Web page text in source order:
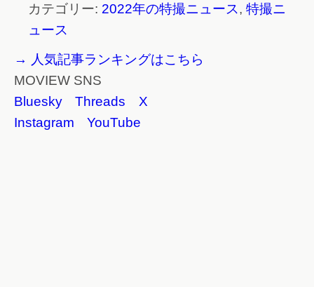
カテゴリー: 2022年の特撮ニュース, 特撮ニ
ュース
→ 人気記事ランキングはこちら
MOVIEW SNS
Bluesky
Threads
X
Instagram
YouTube